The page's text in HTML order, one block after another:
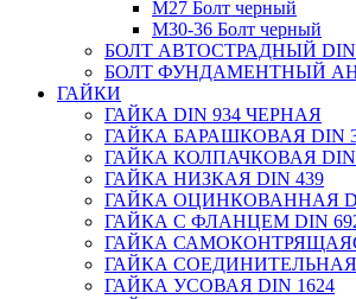
М27 Болт черный
М30-36 Болт черный
БОЛТ АВТОСТРАДНЫЙ DIN
БОЛТ ФУНДАМЕНТНЫЙ
ГАЙКИ
ГАЙКА DIN 934 ЧЕРНАЯ
ГАЙКА БАРАШКОВАЯ DIN
ГАЙКА КОЛПАЧКОВАЯ DIN
ГАЙКА НИЗКАЯ DIN 439
ГАЙКА ОЦИНКОВАННАЯ
ГАЙКА С ФЛАНЦЕМ DIN
ГАЙКА
ГАЙКА СОЕДИНИТЕЛЬНАЯ
ГАЙКА УСОВАЯ DIN 1624